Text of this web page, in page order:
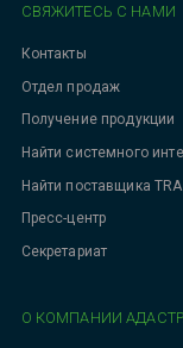
СВЯЖИТЕСЬ С НАМИ
Контакты
Отдел продаж
Получение продукции
Найти системного
Найти поставщика
Пресс-центр
Секретариат
О КОМПАНИИ